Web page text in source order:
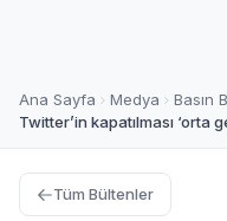
Ana Sayfa Medya
Basın
Twitter’in kapatılması ‘orta
Tüm Bültenler